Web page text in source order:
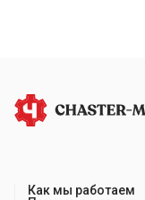
Как мы работаем